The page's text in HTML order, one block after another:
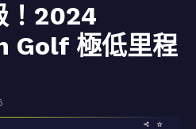
！2024
Golf 極低里程